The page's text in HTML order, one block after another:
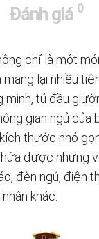
Đánh giá 0
chỉ là một
lại nhiều
minh, tủ đầu
gian ngủ của
thước nhỏ
được những
đèn ngủ, điện
khác.